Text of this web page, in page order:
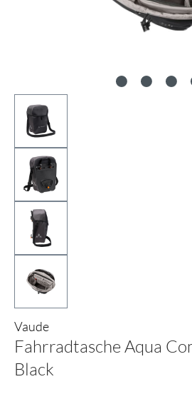
Vaude
Fahrradtasche Aqua
Black